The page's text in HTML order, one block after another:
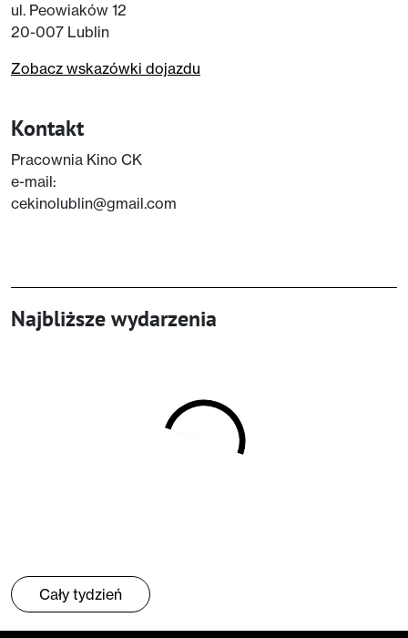
ul. Peowiaków 12
20-007 Lublin
Zobacz wskazówki dojazdu
Kontakt
Pracownia Kino CK
e-mail:
cekinolublin@gmail.com
Najbliższe wydarzenia
Cały tydzień